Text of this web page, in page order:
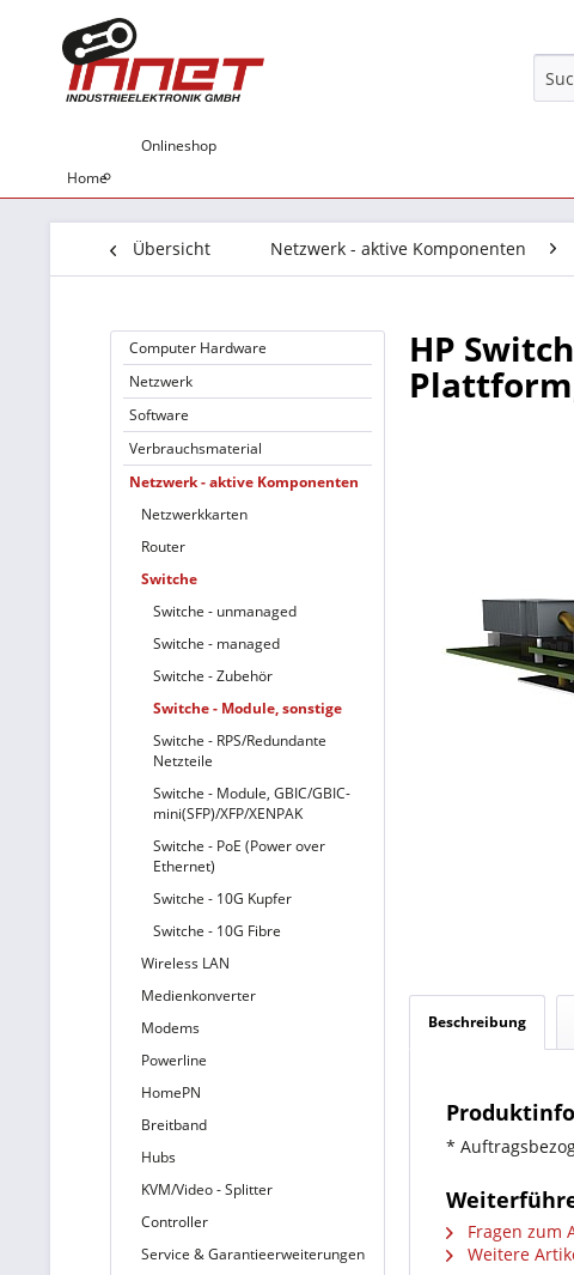
Home
Onlineshop
Übersicht Netzwerk - aktive Komponenten
Computer Hardware
Netzwerk
Software
Verbrauchsmaterial
Netzwerk - aktive Komponenten
Netzwerkkarten
Router
Switche
Switche - unmanaged
Switche - managed
Switche - Zubehör
Switche - Module, sonstige
Switche - RPS/Redundante
Netzteile
Switche - Module, GBIC/GBIC-
mini(SFP)/XFP/XENPAK
Switche - PoE (Power over
Ethernet)
Switche - 10G Kupfer
Switche - 10G Fibre
Wireless LAN
Medienkonverter
Modems
Powerline
HomePN
Breitband
Hubs
KVM/Video - Splitter
Controller
Service & Garantieerweiterungen
HP
Beschreibung
*
Fragen zum
Weitere